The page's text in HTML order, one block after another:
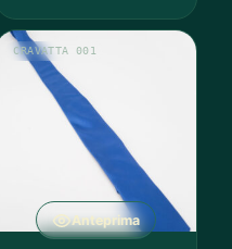
Anteprima
CRAVATTA 001